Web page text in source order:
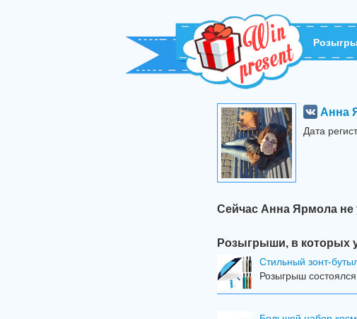
Анна
Дата
Сейчас Анна Ярмола не
Розыгрыши, в которых
Стильный зонт-
Розыгрыш